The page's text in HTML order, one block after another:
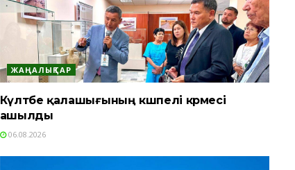
ЖАҢАЛЫҚТАР
Күлтөбе қалашығының көшпелі көрмесі
ашылды
06.08.2026